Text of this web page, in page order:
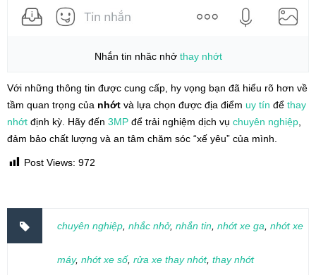
Nhắn tin nhăc nhở thay nhớt
Với những thông tin được cung cấp, hy vọng bạn đã hiểu rõ hơn về
tầm quan trọng của nhớt và lựa chọn được địa điểm uy tín để thay
nhớt định kỳ. Hãy đến 3MP để trải nghiệm dịch vụ chuyên nghiệp
đảm bảo chất lượng và an tâm chăm sóc “xế yêu” của mình.
Post Views: 972
chuyên nghiệp nhắc nhở, nhắn tin nhớt xe ga nhớt xe
máy, nhớt xe số, rửa xe thay nhớt, thay nhớt